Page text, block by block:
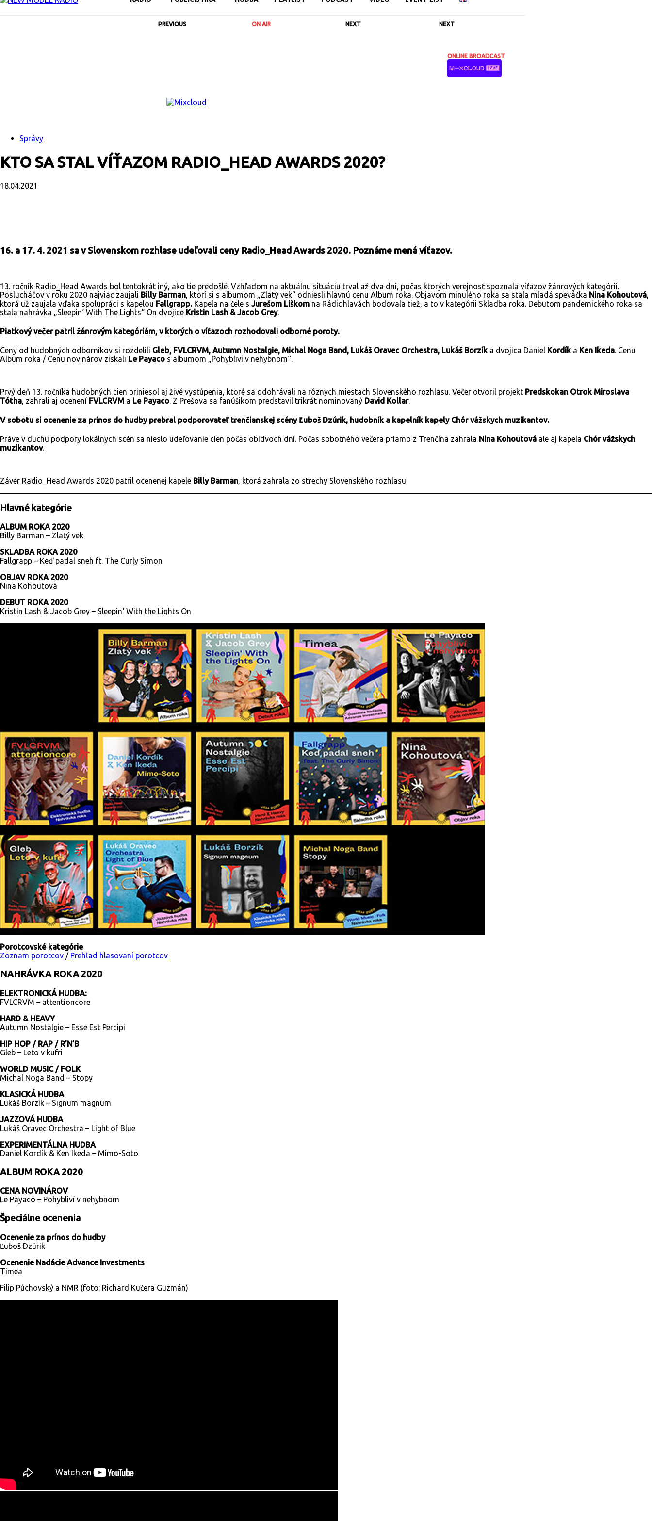
PREVIOUS ON AIR NEXT NEXT
ONLINE BROADCAST
Správy
KTO SA STAL VÍŤAZOM RADIO_HEAD AWARDS 2020?
18.04.2021
16. a 17. 4. 2021 sa v Slovenskom rozhlase udeľovali ceny Radio_Head Awards 2020. Poznáme mená víťazov.
13. ročník Radio_Head Awards bol tentokrát iný, ako tie predošlé. Vzhľadom na aktuálnu situáciu trval až dva dni, počas ktorých verejnosť spoznala víťazov žánrových kategórií.
Poslucháčov v roku 2020 najviac zaujali Billy Barman, ktorí si s albumom „Zlatý vek“ odniesli hlavnú cenu Album roka. Objavom minulého roka sa stala mladá speváčka Nina Kohoutová,
ktorá už zaujala vďaka spolupráci s kapelou Fallgrapp. Kapela na čele s Jurešom Liškom na Rádiohlavách bodovala tiež, a to v kategórii Skladba roka. Debutom pandemického roka sa
stala nahrávka „Sleepin‘ With The Lights“ On dvojice Kristin Lash & Jacob Grey.
Piatkový večer patril žánrovým kategóriám, v ktorých o víťazoch rozhodovali odborné poroty.
Ceny od hudobných odborníkov si rozdelili Gleb, FVLCRVM, Autumn Nostalgie, Michal Noga Band, Lukáš Oravec Orchestra, Lukáš Borzík a dvojica Daniel Kordík a Ken Ikeda. Cenu
Album roka / Cenu novinárov získali Le Payaco s albumom „Pohybliví v nehybnom“.
Prvý deň 13. ročníka hudobných cien priniesol aj živé vystúpenia, ktoré sa odohrávali na rôznych miestach Slovenského rozhlasu. Večer otvoril projekt Predskokan Otrok Miroslava
Tótha, zahrali aj ocenení FVLCRVM a Le Payaco. Z Prešova sa fanúšikom predstavil trikrát nominovaný David Kollar.
V sobotu si ocenenie za prínos do hudby prebral podporovateľ trenčianskej scény Ľuboš Dzúrik, hudobník a kapelník kapely Chór vážskych muzikantov.
Práve v duchu podpory lokálnych scén sa nieslo udeľovanie cien počas obidvoch dní. Počas sobotného večera priamo z Trenčína zahrala Nina Kohoutová ale aj kapela Chór vážskych
muzikantov.
Záver Radio_Head Awards 2020 patril ocenenej kapele Billy Barman, ktorá zahrala zo strechy Slovenského rozhlasu.
Hlavné kategórie
ALBUM ROKA 2020
Billy Barman – Zlatý vek
SKLADBA ROKA 2020
Fallgrapp – Keď padal sneh ft. The Curly Simon
OBJAV ROKA 2020
Nina Kohoutová
DEBUT ROKA 2020
Kristin Lash & Jacob Grey – Sleepin‘ With the Lights On
Porotcovské kategórie
Zoznam porotcov / Prehľad hlasovaní porotcov
NAHRÁVKA ROKA 2020
ELEKTRONICKÁ HUDBA:
FVLCRVM – attentioncore
HARD & HEAVY
Autumn Nostalgie – Esse Est Percipi
HIP HOP / RAP / R’N’B
Gleb – Leto v kufri
WORLD MUSIC / FOLK
Michal Noga Band – Stopy
KLASICKÁ HUDBA
Lukáš Borzík – Signum magnum
JAZZOVÁ HUDBA
Lukáš Oravec Orchestra – Light of Blue
EXPERIMENTÁLNA HUDBA
Daniel Kordík & Ken Ikeda – Mimo-Soto
ALBUM ROKA 2020
CENA NOVINÁROV
Le Payaco – Pohybliví v nehybnom
Špeciálne ocenenia
Ocenenie za prínos do hudby
Ľuboš Dzúrik
Ocenenie Nadácie Advance Investments
Timea
Filip Púchovský a NMR (foto: Richard Kučera Guzmán)